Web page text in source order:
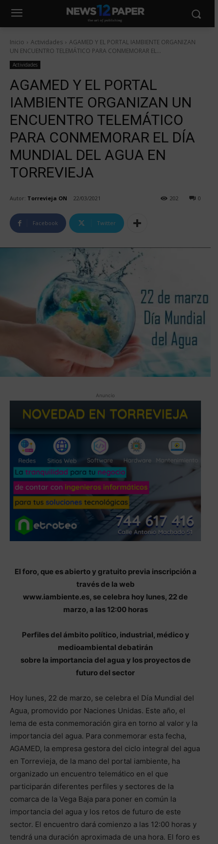
Inicio Actividades
AGAMED Y EL PORTAL IAMBIENTE ORGANIZAN
UN ENCUENTRO TELEMÁTICO PARA CONMEMORAR EL...
Actividades
AGAMED Y EL PORTAL
IAMBIENTE ORGANIZAN UN
ENCUENTRO TELEMÁTICO
PARA CONMEMORAR EL DÍA
MUNDIAL DEL AGUA EN
TORREVIEJA
Autor: Torrevieja ON 22/03/2021 0
202
Facebook Twitter
Anuncio
El foro, que es abierto y gratuito previa inscripción a
través de la web
www.iambiente.es, se celebra hoy lunes, 22 de
marzo, a las 12:00 horas
Perfiles del ámbito político, industrial, médico y
medioambiental debatirán
sobre la importancia del agua y los proyectos de
futuro del sector
Hoy lunes, 22 de marzo, se celebra el Día Mundial del
Agua, promovido por Naciones Unidas. Este año, el
lema de esta conmemoración gira en torno al valor y la
importancia del agua. Para conmemorar esta fecha,
AGAMED, la empresa gestora del ciclo integral del agua
en Torrevieja, de la mano del portal iambiente, ha
organizado un encuentro telemático en el que
participarán diferentes perfiles y sectores de la
comarca de la Vega Baja para poner en común la
importancia del agua y los retos de futuro de este
sector. El encuentro dará comienzo a las 12:00 horas y
tendrá una duración aproximada de una hora. El foro es